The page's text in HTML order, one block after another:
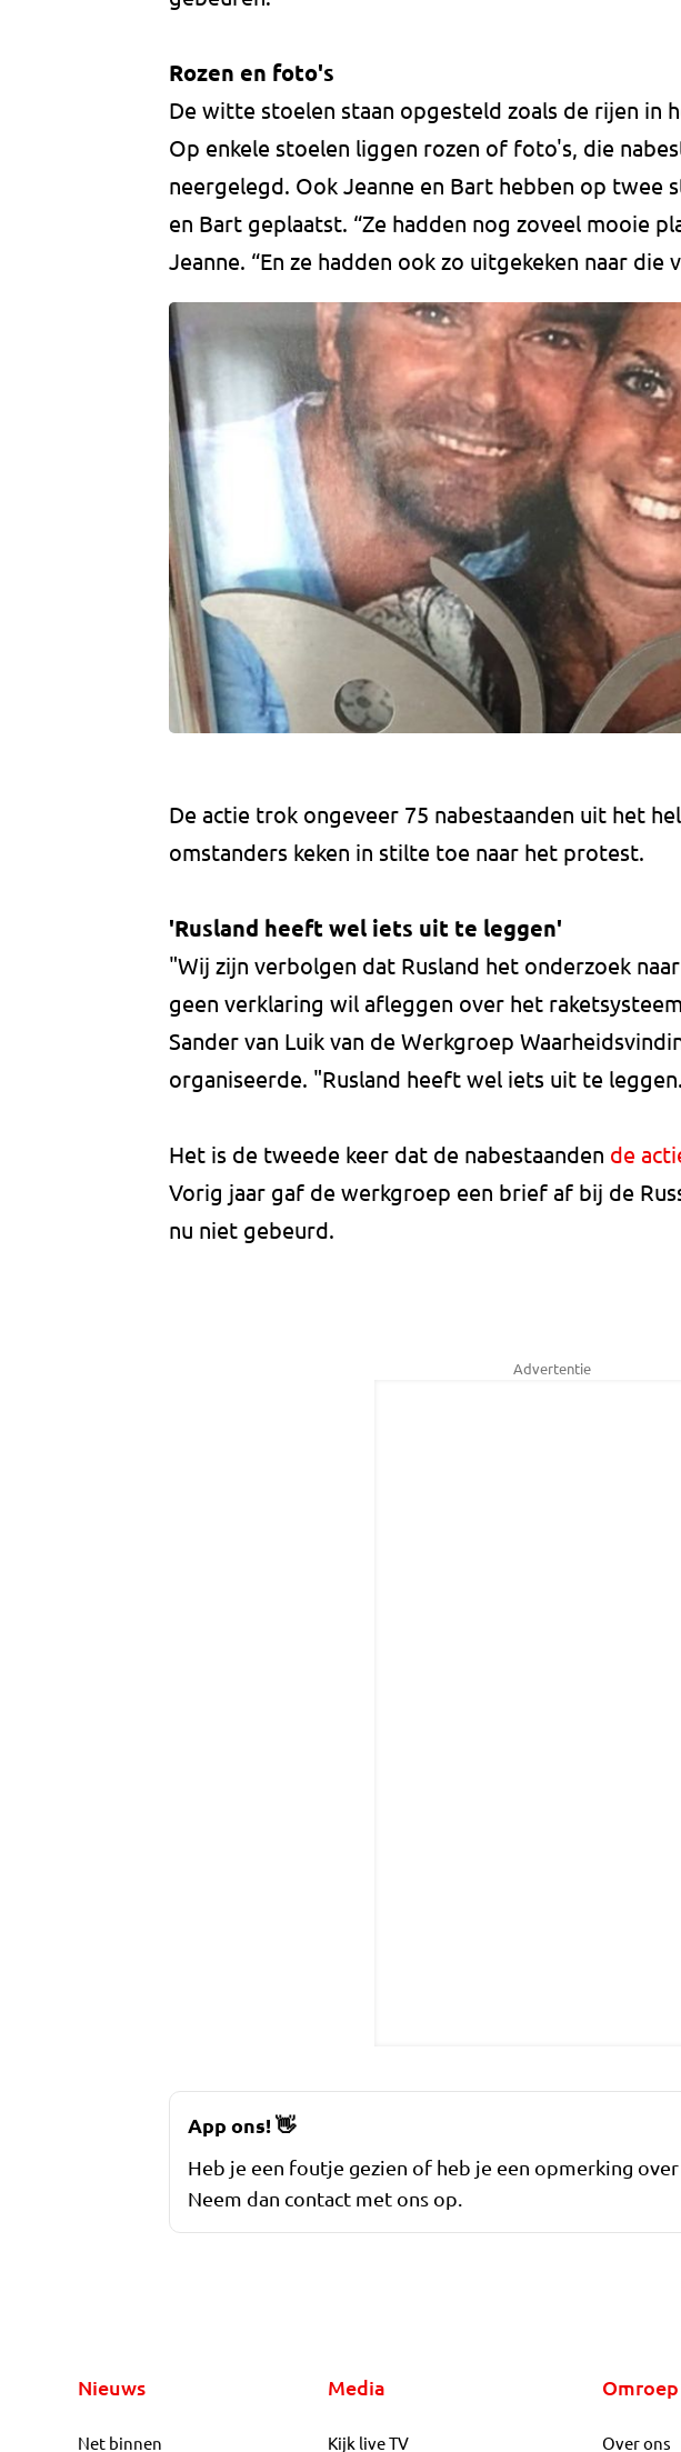
Rozen en foto's
De witte stoelen staan opgesteld zoals de rijen in
Op enkele stoelen liggen rozen of foto's, die
neergelegd. Ook Jeanne en Bart hebben op twee
en Bart geplaatst. “Ze hadden nog zoveel mooie
Jeanne. “En ze hadden ook zo uitgekeken naar die
De actie trok ongeveer 75 nabestaanden uit het
omstanders keken in stilte toe naar het protest.
'Rusland heeft wel iets uit te leggen'
"Wij zijn verbolgen dat Rusland het onderzoek
geen verklaring wil afleggen over het
Sander van Luik van de Werkgroep
organiseerde. "Rusland heeft wel iets uit te
Het is de tweede keer dat de nabestaanden de
Vorig jaar gaf de werkgroep een brief af bij de
nu niet gebeurd.
Advertentie
App ons!👋
Heb je een foutje gezien of heb je een opmerking
Neem dan contact met ons op.
Nieuws
Net binnen
Media
Kijk live TV Over ons